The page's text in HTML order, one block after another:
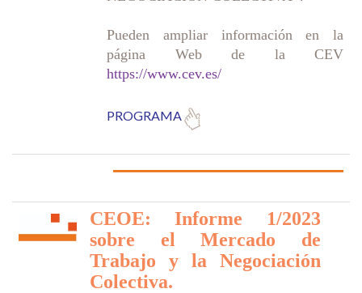
Pueden ampliar información en la
página Web de la CEV
https://www.cev.es/
PROGRAMA
CEOE: Informe 1/2023
sobre el Mercado de
Trabajo y la Negociación
Colectiva.